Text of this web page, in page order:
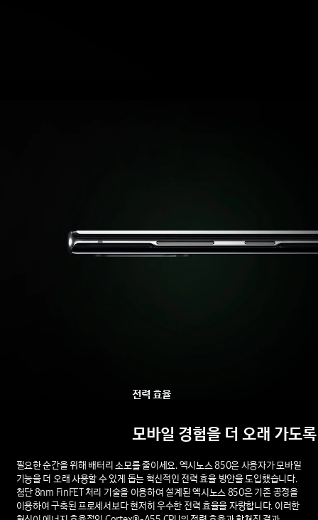
전력효율
모바일 경험을 더오래 가도록
필요한 순간을 위해 배터리 소모를 줄이세요. 엑시노스 850은 사용자가 모바일
기능을 더 오래 사용할 수 있게 돕는 혁신적인 전력 효율 방안을 도입했습니다.
첨단 8nm FinFET 처리 기술을 이용하여 설계된 엑시노스 850은 기존 공정을
이용하여 구축된 프로세서보다 현저히 우수한 전력 효율을 자랑합니다. 이러한